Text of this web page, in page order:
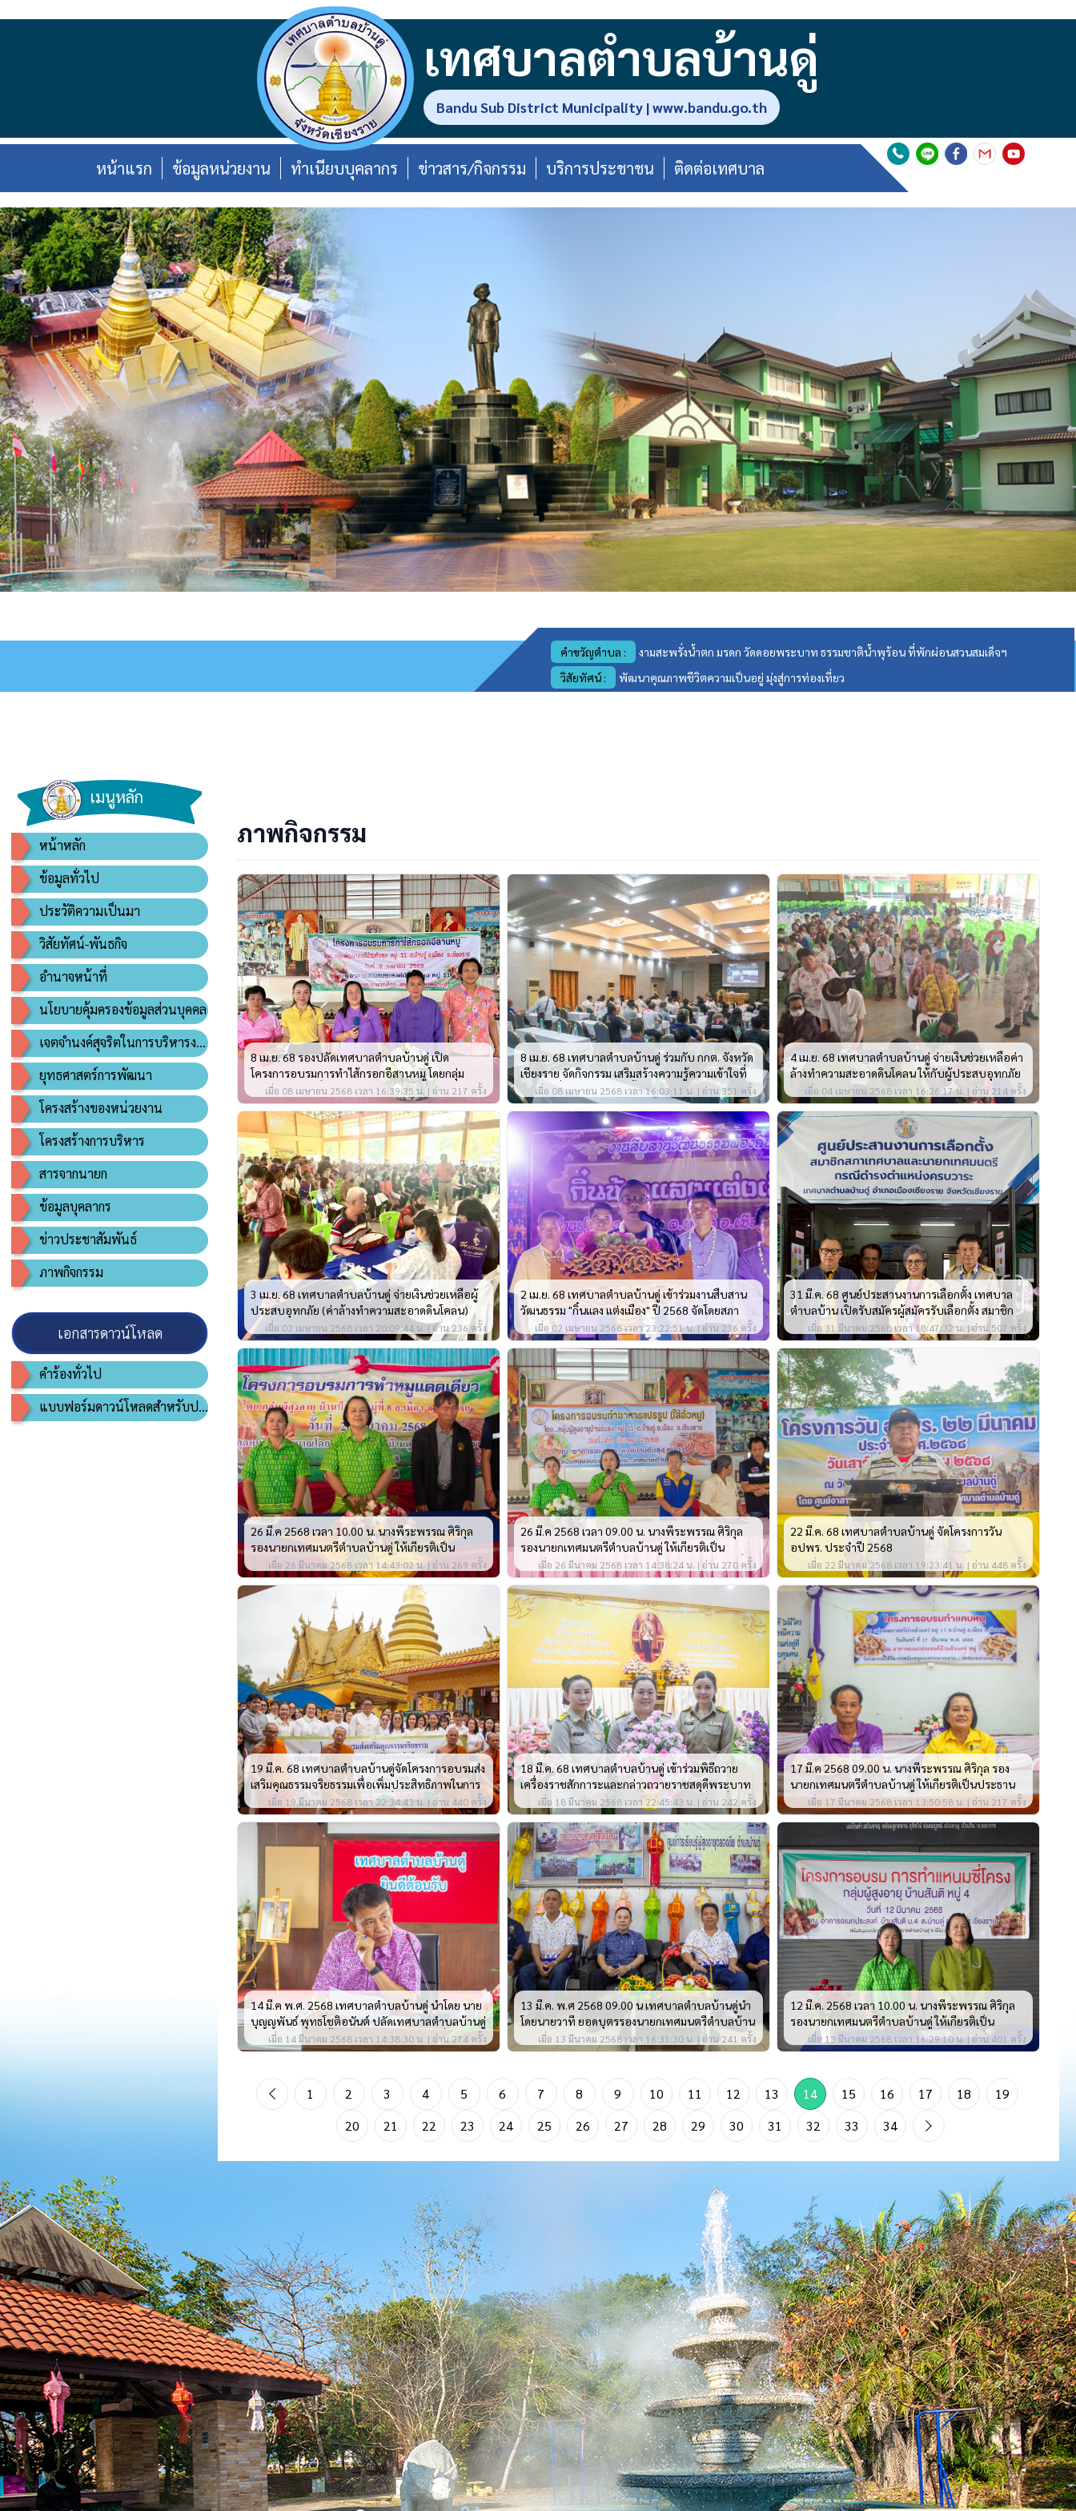
เทศบาลตำบลบ้านดู่
Bandu Sub District Municipality | www.bandu.go.th
หน้าแรก ข้อมูลหน่วยงาน ทำเนียบบุคลากร ข่าวสาร/กิจกรรม บริการประชาชน ติดต่อเทศบาล
คำขวัญตำบล :
งามสะพรั่งน้ำตก มรดก วัดดอยพระบาท ธรรมชาติน้ำพุร้อน ที่พักผ่อนสวนสมเด็จฯ
วิสัยทัศน์ :
พัฒนาคุณภาพชีวิตความเป็นอยู่ มุ่งสู่การท่องเที่ยว
เมนูหลัก
หน้าหลัก
ข้อมูลทั่วไป
ประวัติความเป็นมา
วิสัยทัศน์-พันธกิจ
อำนาจหน้าที่
นโยบายคุ้มครองข้อมูลส่วนบุคคล
เจตจำนงค์สุจริตในการบริหารงาน
ยุทธศาสตร์การพัฒนา
โครงสร้างของหน่วยงาน
โครงสร้างการบริหาร
สารจากนายก
ข้อมูลบุคลากร
ข่าวประชาสัมพันธ์
ภาพกิจกรรม
เอกสารดาวน์โหลด
คำร้องทั่วไป
แบบฟอร์มดาวน์โหลดสำหรับประชาชน
ภาพกิจกรรม
8 เม.ย. 68 รองปลัดเทศบาลตำบลบ้านดู่ เปิด
โครงการอบรมการทำไส้กรอกอีสานหมู โดยกลุ่ม
พัฒนาสตรีหมู่ที่ 11
เมื่อ 08 เมษายน 2568 เวลา 16:39:35 น. | อ่าน 217 ครั้ง
8 เม.ย. 68 เทศบาลตำบลบ้านดู่ ร่วมกับ กกต. จังหวัด
เชียงราย จัดกิจกรรม เสริมสร้างความรู้ความเข้าใจที่
ถูกต้องเกี่ยวกับการเลือกตั้งเชิงสมานฉันท์ในการเลือก
ตั้งสมาชิกสภาเทศบาลและนายกเทศมนตรี ผ่าน
ระบบ Zoom M
เมื่อ 08 เมษายน 2568 เวลา 16:03:11 น. | อ่าน 351 ครั้ง
4 เม.ย. 68 เทศบาลตำบลบ้านดู่ จ่ายเงินช่วยเหลือค่า
ล้างทำความสะอาดดินโคลน ให้กับผู้ประสบอุทกภัย
พ.ศ. 2567
เมื่อ 04 เมษายน 2568 เวลา 16:26:17 น. | อ่าน 214 ครั้ง
3 เม.ย. 68 เทศบาลตำบลบ้านดู่ จ่ายเงินช่วยเหลือผู้
ประสบอุทกภัย (ค่าล้างทำความสะอาดดินโคลน)
เมื่อ 03 เมษายน 2568 เวลา 20:09:44 น. | อ่าน 236 ครั้ง
2 เม.ย. 68 เทศบาลตำบลบ้านดู่ เข้าร่วมงานสืบสาน
วัฒนธรรม "กิ๋นแลง แต่งเมือง" ปี 2568 จัดโดยสภา
วัฒนธรรมตำบลบ้านดู่
เมื่อ 02 เมษายน 2568 เวลา 23:22:51 น. | อ่าน 236 ครั้ง
31 มี.ค. 68 ศูนย์ประสานงานการเลือกตั้ง เทศบาล
ตำบลบ้าน เปิดรับสมัครผู้สมัครรับเลือกตั้ง สมาชิก
สภาเทศบาลและนายกเทศมนตรี กรณีครบวาระ เป็น
วันแรกของการเปิดรับสมัคร
เมื่อ 31 มีนาคม 2568 เวลา 18:47:32 น. | อ่าน 507 ครั้ง
26 มี.ค 2568 เวลา 10.00 น. นางพีระพรรณ ศิริกุล
รองนายกเทศมนตรีตำบลบ้านดู่ ให้เกียรติเป็น
ประธานเปิดโครงการอบรมทำแดด
เมื่อ 26 มีนาคม 2568 เวลา 14:43:02 น. | อ่าน 269 ครั้ง
26 มี.ค 2568 เวลา 09.00 น. นางพีระพรรณ ศิริกุล
รองนายกเทศมนตรีตำบลบ้านดู่ ให้เกียรติเป็น
ประธานเปิดโครงการอบรมทำอาหารแปรรูป(ไส้อั่ว
หมู)
เมื่อ 26 มีนาคม 2568 เวลา 14:38:24 น. | อ่าน 270 ครั้ง
22 มี.ค. 68 เทศบาลตำบลบ้านดู่ จัดโครงการวัน
อปพร. ประจำปี 2568
เมื่อ 22 มีนาคม 2568 เวลา 19:23:41 น. | อ่าน 448 ครั้ง
19 มี.ค. 68 เทศบาลตำบลบ้านดู่จัดโครงการอบรมส่ง
เสริมคุณธรรมจริยธรรมเพื่อเพิ่มประสิทธิภาพในการ
ปฏิบัติงานแก่พนักงานเจ้าหน้าที่ ประจำ
ปีงบประมาณ พ.ศ. 2568
เมื่อ 19 มีนาคม 2568 เวลา 22:34:43 น. | อ่าน 440 ครั้ง
18 มี.ค. 68 เทศบาลตำบลบ้านดู่ เข้าร่วมพิธีถวาย
เครื่องราชสักการะและกล่าวถวายราชสดุดีพระบาท
สมเด็จพระจุลจอมเกล้าเจ้าอยู่หัว รัชกาลที่ 5 เนื่องใน
วันท้องถิ่นไทย ประจำปี 2568
เมื่อ 18 มีนาคม 2568 เวลา 22:45:43 น. | อ่าน 242 ครั้ง
17 มี.ค 2568 09.00 น. นางพีระพรรณ ศิริกุล รอง
นายกเทศมนตรีตำบลบ้านดู่ ให้เกียรติเป็นประธาน
เปิดโครงการอบรมทำแคบหมู
เมื่อ 17 มีนาคม 2568 เวลา 13:50:58 น. | อ่าน 217 ครั้ง
14 มี.ค พ.ศ. 2568 เทศบาลตำบลบ้านดู่ นำโดย นาย
บุญญพันธ์ พุทธโชติอนันต์ ปลัดเทศบาลตำบลบ้านดู่
ได้จัดการประชุมชี้แจงและซักซ้อมเจ้าหน้าที่ประจำ
ศูนย์ประสานงานการเลือกตั้งสมาชิกสภาเทศบาล
เมื่อ 14 มีนาคม 2568 เวลา 14:38:30 น. | อ่าน 274 ครั้ง
13 มี.ค. พ.ศ 2568 09.00 น เทศบาลตำบลบ้านดู่นำ
โดยนายวาที ยอดบุตรรองนายกเทศมนตรีตำบลบ้าน
ดู่ และคณะนักเรียนศูนย์การเรียนรู้ผู้สูงอายุตลอดชีพ
ตำบลบ้านดู่(โรงเรียนผู้สูงอายุ)
เมื่อ 13 มีนาคม 2568 เวลา 16:31:30 น. | อ่าน 241 ครั้ง
12 มี.ค. 2568 เวลา 10.00 น. นางพีระพรรณ ศิริกุล
รองนายกเทศมนตรีตำบลบ้านดู่ ให้เกียรติเป็น
ประธานเปิดโครงการอบรมการทำแหนมซี่โครง
เมื่อ 13 มีนาคม 2568 เวลา 16:29:10 น. | อ่าน 401 ครั้ง
Previous Page
1 2 3 4 5 6 7 8 9 10 11 12 13 14 15 16 17 18
19
20
21 22 23 24 25 26 27 28 29 30 31 32 33 34 Next Page